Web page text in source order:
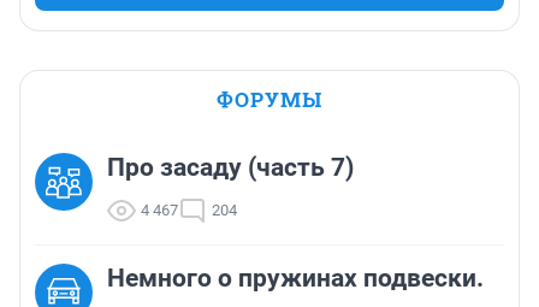
ФОРУМЫ
Про засаду (часть 7)
4 467 204
Немного о пружинах подвески.